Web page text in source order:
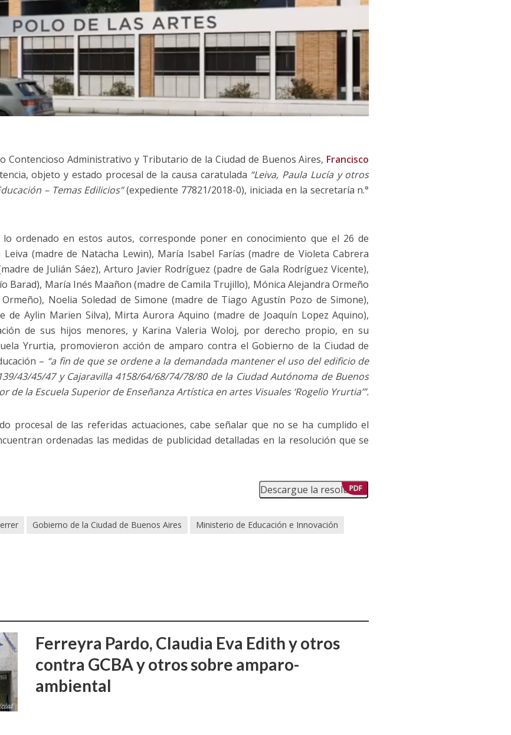
Contencioso Administrativo y Tributario de la Ciudad de Buenos Aires, Francisco
objeto y estado procesal de la causa caratulada “Leiva, Paula Lucía y otros
– Temas Edilicios”(expediente 77821/2018-0), iniciada en la secretaría n.°
ordenado en estos autos, corresponde poner en conocimiento que el 26 de
Leiva (madre de Natacha Lewin), María Isabel Farías (madre de Violeta Cabrera
de Julián Sáez), Arturo Javier Rodríguez (padre de Gala Rodríguez Vicente),
Barad), María Inés Maañon (madre de Camila Trujillo), Mónica Alejandra Ormeño
Noelia Soledad de Simone (madre de Tiago Agustín Pozo de Simone),
de Aylin Marien Silva), Mirta Aurora Aquino (madre de Joaquín Lopez Aquino),
de sus hijos menores, y Karina Valeria Woloj, por derecho propio, en su
Yrurtia, promovieron acción de amparo contra el Gobierno de la Ciudad de
– “a fin de que se ordene a la demandada mantener el uso del edificio de
43/45/47 y Cajaravilla 4158/64/68/74/78/80 de la Ciudad Autónoma de Buenos
de la Escuela Superior de Enseñanza Artística en artes Visuales ‘Rogelio Yrurtia’”.
procesal de las referidas actuaciones, cabe señalar que no se ha cumplido el
ordenadas las medidas de publicidad detalladas en la resolución que se
Descargue la resolución
PDF
Gobierno de la Ciudad de Buenos Aires Ministerio de Educación e Innovación
Ferreyra Pardo, Claudia Eva Edith y otros
contra GCBA y otros sobre amparo-
ambiental